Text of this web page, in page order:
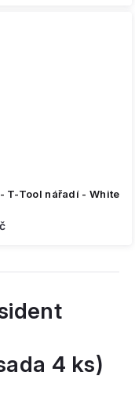
- T-Tool nářadí - White
4 ks)